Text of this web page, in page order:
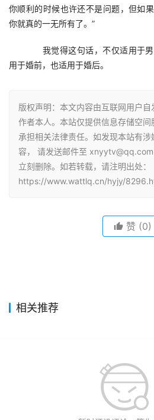
你顺利的时候也许还不是问题，但如
你就真的一无所有了。”
我觉得这句话，不仅适用于男
用于婚前，也适用于婚后。
版权声明：本文内容由互联网用户
作者本人。本站仅提供信息存储空
承担相关法律责任。如发现本站有
容， 请发送邮件至
立刻删除。如若转载，请注明出处：
https://www.wattlq.cn/hyjy/
赞 (0)
相关推荐